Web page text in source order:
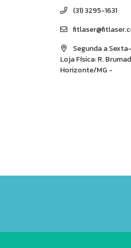
(31) 3295-1631
Segunda a
Loja Física: R.
Horizonte/MG -